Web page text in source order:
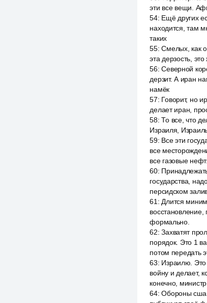
эти все вещи.
54: Ещё других
находится, там
таких
55:Смелых, как
эта дерзость,
56:Северной
дерзит. А иран
намёк
57: Говорит, но
делает иран,
58:То все, что
Израиля,
59: Все эти
все
все газовые
60:
государства,
персидском
61 : Длится
формально.
62:Захватят
порядок. Это 1
потом передать
63: Израилю. Это
войну и делает,
конечно, министр.
64:Обороны сша